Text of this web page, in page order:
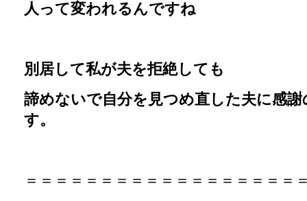
人って変われるんですね
別居して私が夫を拒絶しても
諦めないで自分を見つめ直した夫に感
す。
＝＝＝＝＝＝＝＝＝＝＝＝＝＝＝＝＝＝